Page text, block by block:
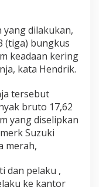
dilakukan,
(tiga) bungkus
keadaan kering
kata Hendrik.
tersebut
bruto 17,62
yang diselipkan
Suzuki
merah,
dan pelaku ,
ke kantor